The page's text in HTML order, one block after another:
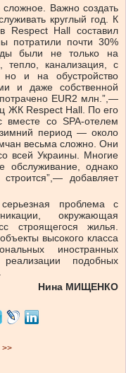
Важно создать
круглый год. К
Respect Hall составил
потратили почти 30%
были не только на
тепло, канализация, с
и на обустройство
и даже собственной
EUR2 млн.”,—
ЖК Respect Hall. По его
со SPA-отелем
период — около
весьма сложно. Они
всей Украины. Многие
однако
добавляет
проблема с
окружающая
строящегося жилья.
высокого класса
иностранных
подобных
Нина МИЩЕНКО
>>